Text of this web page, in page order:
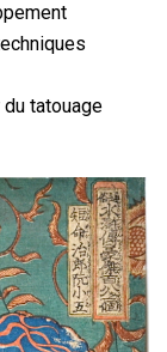
tatouage